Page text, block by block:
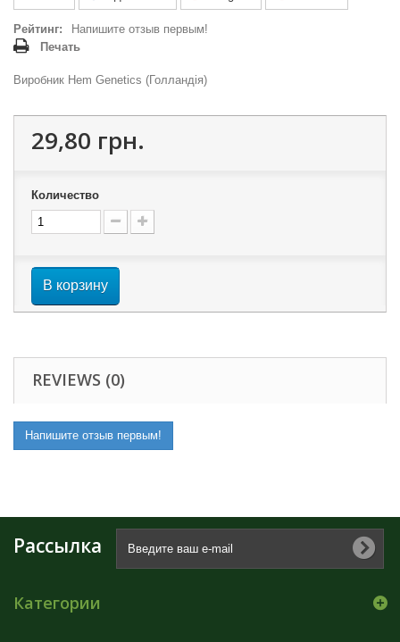
Рейтинг:
Напишите отзыв первым!
Печать
Виробник Hem Genetics (Голландія)
29,80 грн.
Количество
В корзину
REVIEWS (0)
Напишите отзыв первым!
Рассылка
Категории